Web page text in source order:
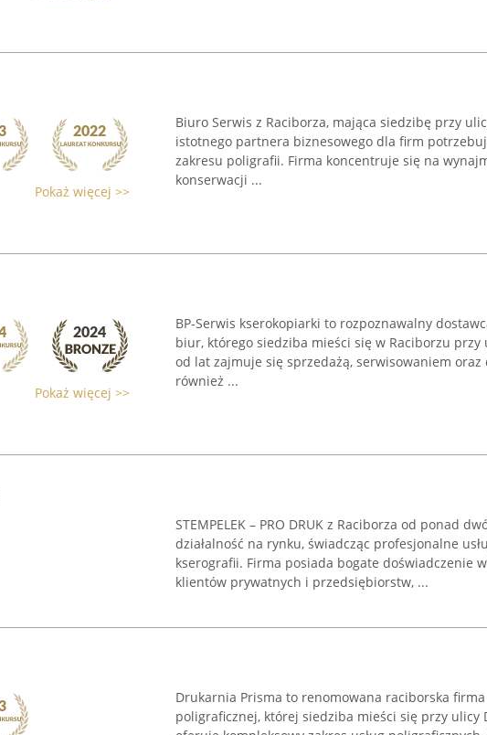
Pokaż więcej >>
Biuro Serwis z Raciborza, mająca siedzibę przy
istotnego partnera biznesowego dla firm
zakresu poligrafii. Firma koncentruje się na
konserwacji ...
Pokaż więcej >>
BP-Serwis kserokopiarki to rozpoznawalny
biur, którego siedziba mieści się w Raciborzu przy
od lat zajmuje się sprzedażą, serwisowaniem
również ...
STEMPELEK – PRO DRUK z Raciborza od ponad
działalność na rynku, świadcząc profesjonalne
kserografii. Firma posiada bogate doświadczenie
klientów prywatnych i przedsiębiorstw, ...
Drukarnia Prisma to renomowana raciborska
poligraficznej, której siedziba mieści się przy ulicy